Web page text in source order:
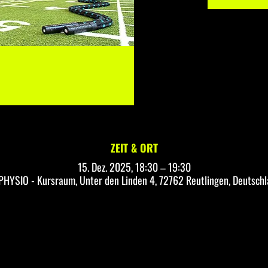
ZEIT & ORT
15. Dez. 2025, 18:30 – 19:30
- Kursraum, Unter den Linden 4, 72762 Reutlingen,